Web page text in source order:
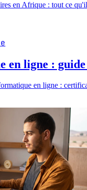
en Afrique : tout ce
en ligne : guide
en ligne :